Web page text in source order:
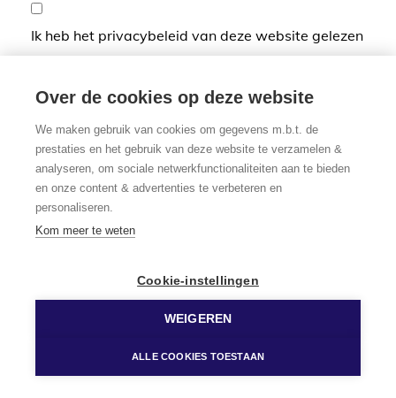
Ik heb het privacybeleid van deze website gelezen
*Verplicht in te vullen
Over de cookies op deze website
We maken gebruik van cookies om gegevens m.b.t. de
prestaties en het gebruik van deze website te verzamelen &
analyseren, om sociale netwerkfunctionaliteiten aan te bieden
en onze content & advertenties te verbeteren en
personaliseren.
Kom meer te weten
Cookie-instellingen
WEIGEREN
ALLE COOKIES TOESTAAN